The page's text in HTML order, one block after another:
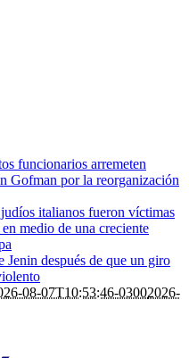
funcionarios arremeten
Gofman por la reorganización
italianos fueron víctimas
medio de una creciente
Jenin después de que un giro
08-07T10:53:46-03002026-